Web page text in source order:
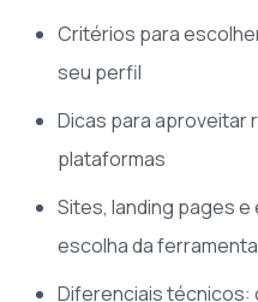
Critérios para
seu perfil
Dicas para aproveitar
plataformas
Sites, landing pages
escolha da
Diferenciais técnicos: